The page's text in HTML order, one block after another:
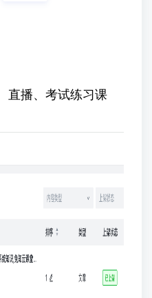
直播、考试练习课